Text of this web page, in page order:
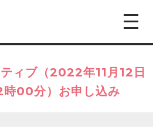
ィブ（2022年11月12日
時00分）お申し込み